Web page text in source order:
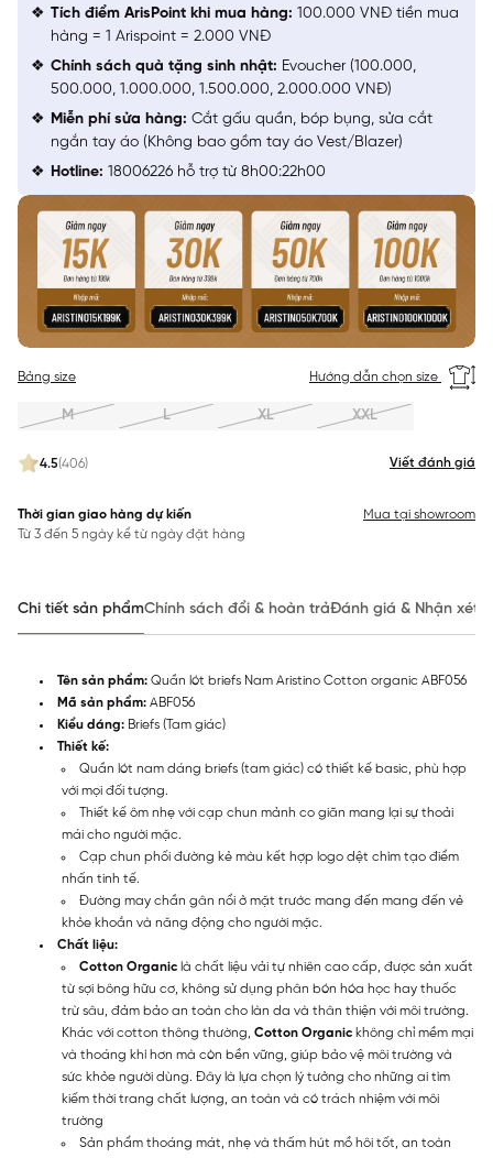
4.5(406) Viết đánh giá
Bảng size Hướng dẫn chọn size
M L XL XXL
Thời gian giao hàng dự kiến
Từ 3 đến 5 ngày kể từ ngày đặt hàng
Mua tại showroom
Tích điểm ArisPoint khi mua hàng: 100.000 VNĐ tiền mua
hàng = 1 Arispoint = 2.000 VNĐ
Chính sách quà tặng sinh nhật: Evoucher (100.000,
500.000, 1.000.000, 1.500.000, 2.000.000 VNĐ)
Miễn phí sửa hàng: Cắt gấu quần, bóp bụng, sửa cắt
ngắn tay áo (Không bao gồm tay áo Vest/Blazer)
Hotline: 18006226 hỗ trợ từ 8h00:22h00
Chi tiết sản phẩmChính sách đổi & hoàn trảĐánh giá & Nhận xét
Tên sản phẩm: Quần lót briefs Nam Aristino Cotton organic ABF056
Mã sản phẩm: ABF056
Kiểu dáng: Briefs (Tam giác)
Thiết kế:
Quần lót nam dáng briefs (tam giác) có thiết kế basic, phù hợp
với mọi đối tượng.
Thiết kế ôm nhẹ với cạp chun mảnh co giãn mang lại sự thoải
mái cho người mặc.
Cạp chun phối đường kẻ màu kết hợp logo dệt chìm tạo điểm
nhấn tinh tế.
Đường may chần gân nổi ở mặt trước mang đến mang đến vẻ
khỏe khoắn và năng động cho người mặc.
Chất liệu:
Cotton Organic là chất liệu vải tự nhiên cao cấp, được sản xuất
từ sợi bông hữu cơ, không sử dụng phân bón hóa học hay thuốc
trừ sâu, đảm bảo an toàn cho làn da và thân thiện với môi trường.
Khác với cotton thông thường, Cotton Organic không chỉ mềm mại
và thoáng khí hơn mà còn bền vững, giúp bảo vệ môi trường và
sức khỏe người dùng. Đây là lựa chọn lý tưởng cho những ai tìm
kiếm thời trang chất lượng, an toàn và có trách nhiệm với môi
trường
Sản phẩm thoáng mát, nhẹ và thấm hút mồ hôi tốt, an toàn